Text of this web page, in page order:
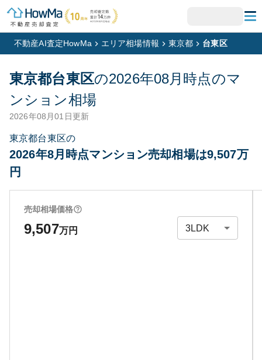
不動産AI査定HowMa エリア相場情報 東京都 台東区
東京都台東区の2026年08月 時点のマ
ンション相場
2026年08月01日更新
東京都台東区の
2026年8月時点マンション売却相場は9,507万
円
売却相場価格
9,507万円